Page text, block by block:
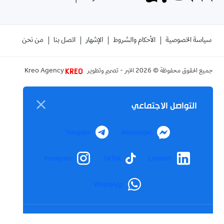
سياسة الخصوصية الأحكام والشروط الإشهار اتصل بنا من نحن
جميع الحقوق محفوظة © 2026 الخبر - تصميم وتطوير Kreo Agency
التواصل الاجتماعي
Messenger
Telegram
LinkedIn
TikTok
Instagram
WhatsApp